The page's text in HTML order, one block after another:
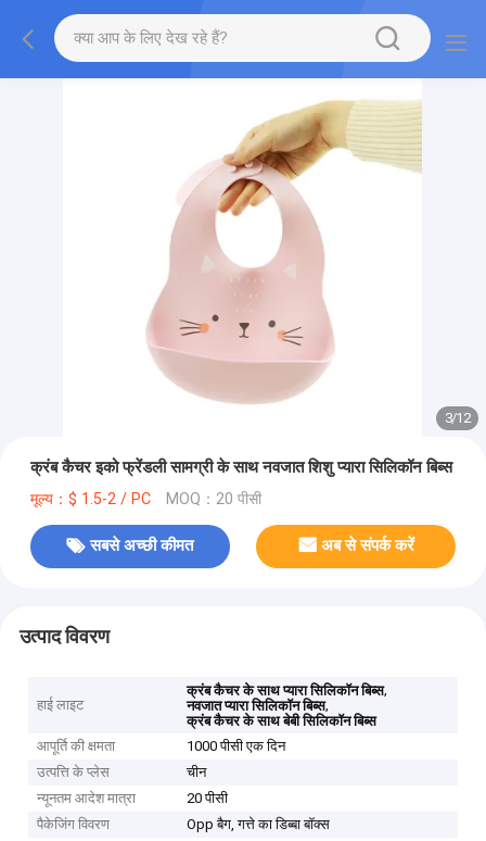
3/12
क्रंब कैचर इको फ्रेंडली सामग्री के साथ नवजात शिशु प्यारा सिलिकॉन बिब्स
मूल्य：$ 1.5-2 / PC MOQ：20 पीसी
सबसे अच्छी कीमत अब से संपर्क करें
उत्पाद विवरण
हाई लाइट
क्रंब कैचर के साथ प्यारा सिलिकॉन बिब्स,
नवजात प्यारा सिलिकॉन बिब्स,
क्रंब कैचर के साथ बेबी सिलिकॉन बिब्स
आपूर्ति की क्षमता
1000 पीसी एक दिन
उत्पत्ति के प्लेस
चीन
न्यूनतम आदेश मात्रा
20 पीसी
पैकेजिंग विवरण
Opp बैग, गत्ते का डिब्बा बॉक्स